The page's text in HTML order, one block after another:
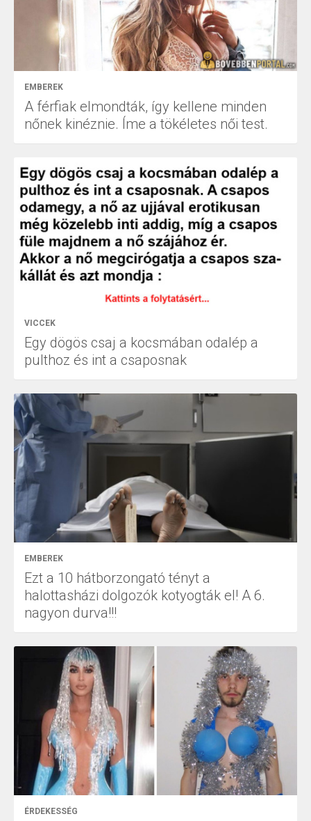
EMBEREK
A férfiak elmondták, így kellene minden
nőnek kinéznie. Íme a tökéletes női test.
VICCEK
Egy dögös csaj a kocsmában odalép a
pulthoz és int a csaposnak
EMBEREK
Ezt a 10 hátborzongató tényt a
halottasházi dolgozók kotyogták el! A 6.
nagyon durva!!!
ÉRDEKESSÉG